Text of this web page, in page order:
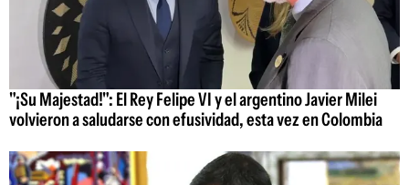
"¡Su Majestad!": El Rey Felipe VI y el argentino Javier Milei
volvieron a saludarse con efusividad, esta vez en Colombia